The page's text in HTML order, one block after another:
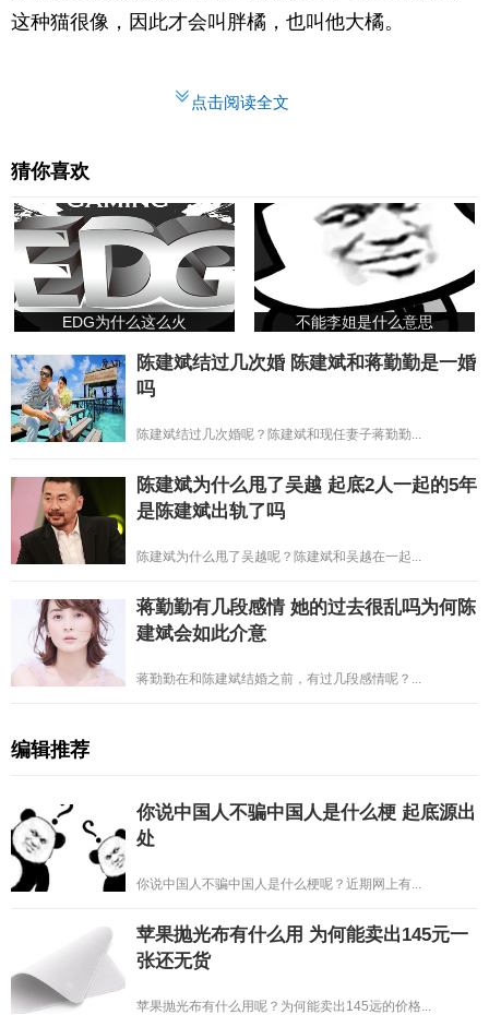
这种猫很像，因此才会叫胖橘，也叫他大橘。
点击阅读全文
猜你喜欢
EDG为什么这么火 不能李姐是什么意思
陈建斌结过几次婚 陈建斌和蒋勤勤是一婚
吗
陈建斌结过几次婚呢？陈建斌和现任妻子蒋勤勤...
陈建斌为什么甩了吴越 起底2人一起的5年
是陈建斌出轨了吗
陈建斌为什么甩了吴越呢？陈建斌和吴越在一起...
蒋勤勤有几段感情 她的过去很乱吗为何陈
建斌会如此介意
蒋勤勤在和陈建斌结婚之前，有过几段感情呢？...
编辑推荐
你说中国人不骗中国人是什么梗 起底源出
处
你说中国人不骗中国人是什么梗呢？近期网上有...
苹果抛光布有什么用 为何能卖出145元一
张还无货
苹果抛光布有什么用呢？为何能卖出145远的价格...